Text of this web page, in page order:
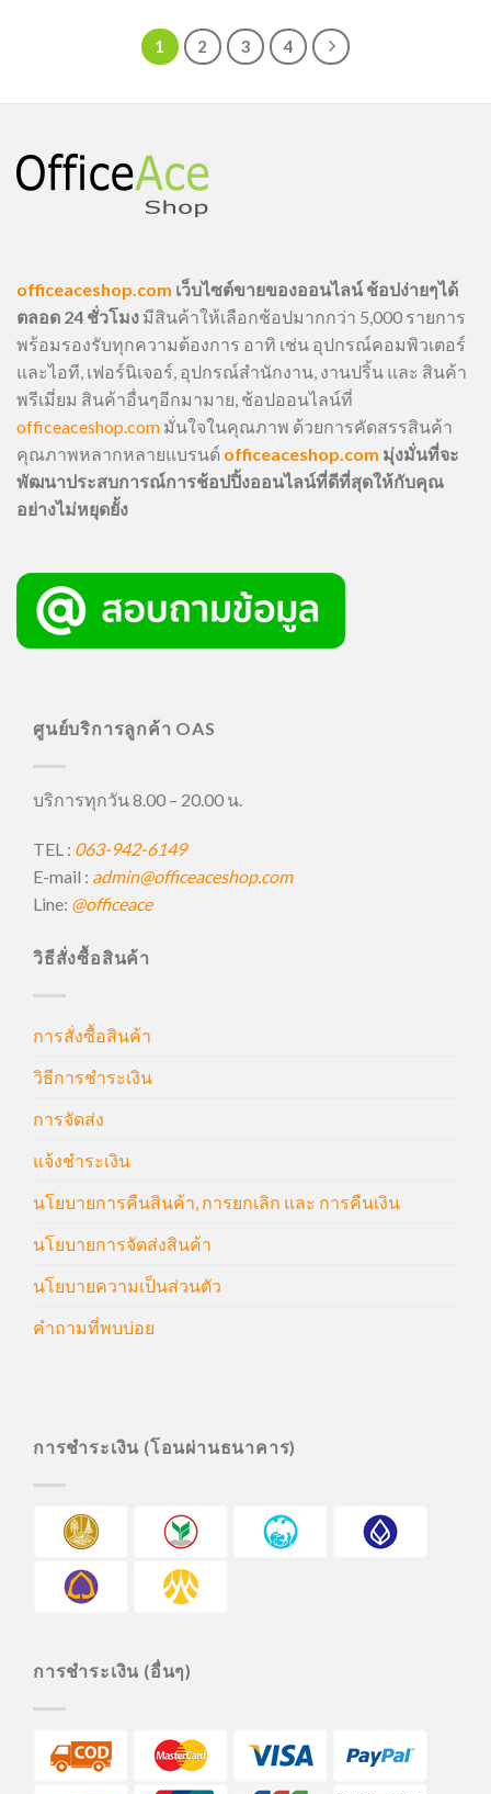
1 2 3 4
officeaceshop.com เว็บไซต์ขายของออนไลน์ ช้อปง่ายๆได้
ตลอด 24 ชั่วโมง มีสินค้าให้เลือกช้อปมากกว่า 5,000 รายการ
พร้อมรองรับทุกความต้องการ อาทิ เช่น อุปกรณ์คอมพิวเตอร์
และไอที, เฟอร์นิเจอร์, อุปกรณ์สำนักงาน, งานปริ้น และ สินค้า
พรีเมี่ยม สินค้าอื่นๆอีกมามาย, ช้อปออนไลน์ที่
officeaceshop.com มั่นใจในคุณภาพ ด้วยการคัดสรรสินค้า
คุณภาพหลากหลายแบรนด์ officeaceshop.com มุ่งมั่นที่จะ
พัฒนาประสบการณ์การช้อปปิ้งออนไลน์ที่ดีที่สุดให้กับคุณ
อย่างไม่หยุดยั้ง
ศูนย์บริการลูกค้า OAS
บริการทุกวัน 8.00 – 20.00 น.
TEL : 063-942-6149
E-mail : admin@officeaceshop.com
Line: @officeace
วิธีสั่งซื้อสินค้า
การสั่งซื้อสินค้า
วิธีการชำระเงิน
การจัดส่ง
แจ้งชำระเงิน
นโยบายการคืนสินค้า, การยกเลิก และ การคืนเงิน
นโยบายการจัดส่งสินค้า
นโยบายความเป็นส่วนตัว
คำถามที่พบบ่อย
การชำระเงิน (โอนผ่านธนาคาร)
การชำระเงิน (อื่นๆ)